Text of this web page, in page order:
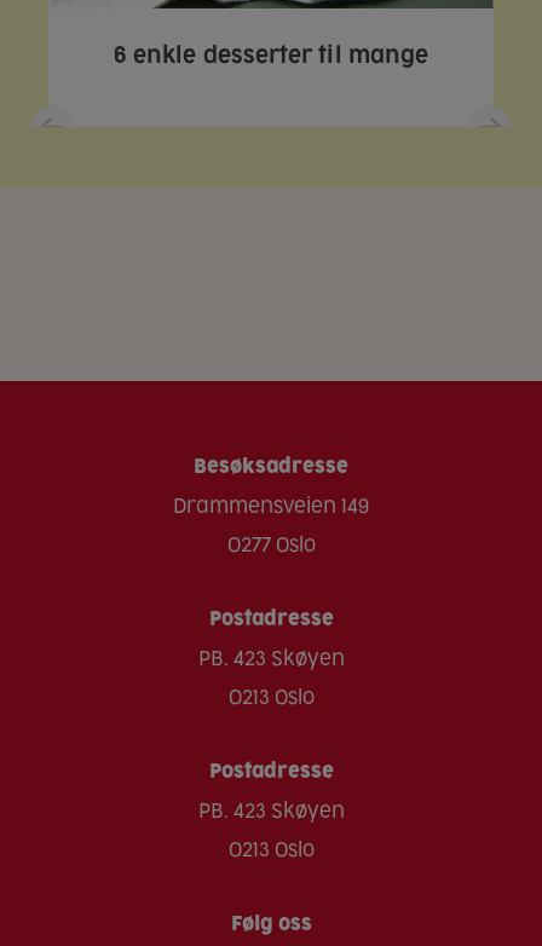
6 enkle desserter til mange
Besøksadresse
Drammensveien 149
0277 Oslo
Postadresse
PB. 423 Skøyen
0213 Oslo
Postadresse
PB. 423 Skøyen
0213 Oslo
Følg oss